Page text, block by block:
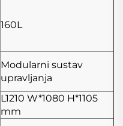
160L
Modularni sustav
upravljanja
L1210 W*1080 H*1105
mm